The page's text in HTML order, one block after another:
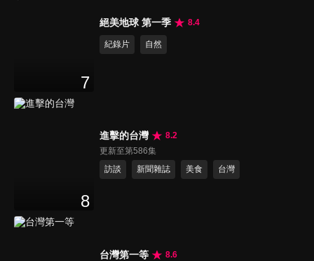
7
絕美地球 第一季 8.4
紀錄片 自然
8
進擊的台灣
8.2
更新至第586集
訪談
新聞雜誌 美食 台灣
台灣第一等
8.6